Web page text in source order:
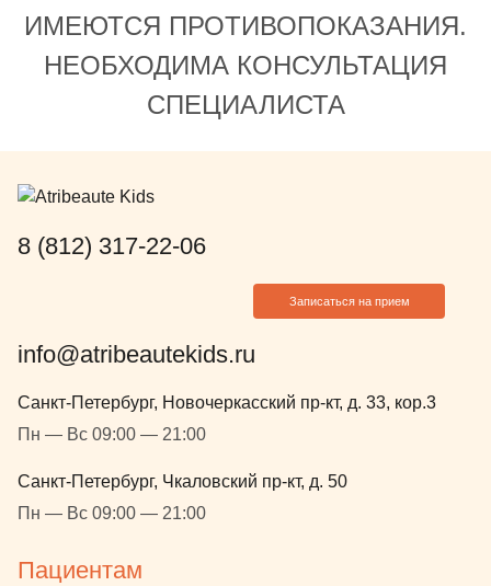
после лечения!
ИМЕЮТСЯ ПРОТИВОПОКАЗАНИЯ.
НЕОБХОДИМА КОНСУЛЬТАЦИЯ
СПЕЦИАЛИСТА
8 (812) 317-22-06
Записаться на прием
info@atribeautekids.ru
Санкт-Петербург, Новочеркасский пр-кт, д. 33, кор.3
Пн — Вс 09:00 — 21:00
Санкт-Петербург, Чкаловский пр-кт, д. 50
Пн — Вс 09:00 — 21:00
Пациентам